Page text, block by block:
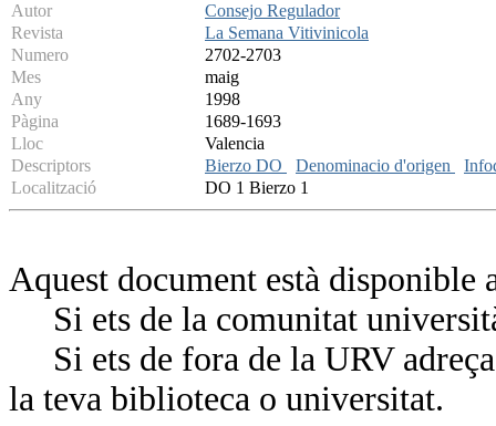
Autor
Consejo Regulador
Revista
La Semana Vitivinicola
Numero
2702-2703
Mes
maig
Any
1998
Pàgina
1689-1693
Lloc
Valencia
Descriptors
Bierzo DO Denominacio d'origen
Localització
DO 1 Bierzo 1
Aquest document està
Si ets de la comunitat
Si ets de fora de la URV
la teva biblioteca o universitat.